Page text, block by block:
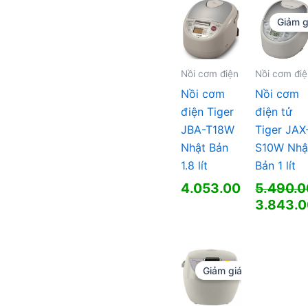
11.990.000 ₫.
tại
là:
8.393.000 ₫.
là:
Nồi cơm điện
Nồi cơm
điện Tiger
JBA-T18W
Nhật Bản
1.8 lít
4.053.000 ₫
Giảm
Nồi cơm
Nồi cơm
điện tử
Tiger
S10W
Bản 1 lít
Giá
Giảm giá!